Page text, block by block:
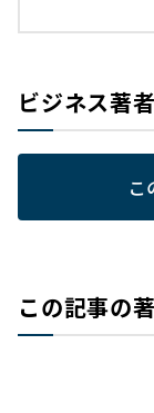
ビジネス著
こ
この記事の